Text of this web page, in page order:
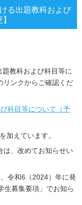
る出題教科および
教科および科目等に
リンクからご確認くだ
科目等について（予
加えています。
は、改めてお知らせい
令和6（2024）年に発
生募集要項」でお知ら